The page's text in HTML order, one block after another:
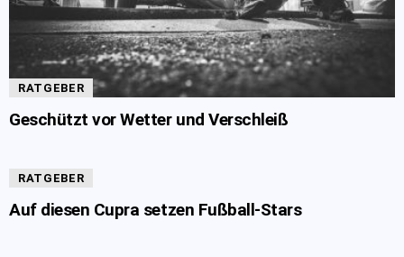
RATGEBER
Geschützt vor Wetter und Verschleiß
RATGEBER
Auf diesen Cupra setzen Fußball-Stars